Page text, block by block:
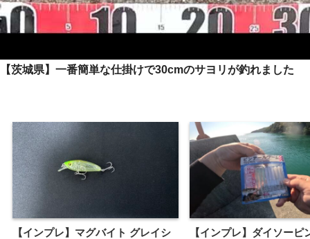
【茨城県】一番簡単な仕掛けで30cmのサヨリが釣れました
【インプレ】マグバイト グレイシ
【インプレ】ダイソーピ